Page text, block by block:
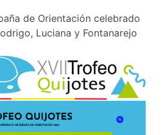
de Orientación celebrado
Luciana y Fontanarejo